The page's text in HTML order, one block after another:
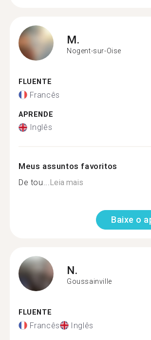
M.
Nogent-sur-Oise
FLUENTE
Francês
APRENDE
Inglês
Meus assuntos favoritos
De tou...Leia mais
Baixe o
N.
Goussainville
FLUENTE
Francês Inglês